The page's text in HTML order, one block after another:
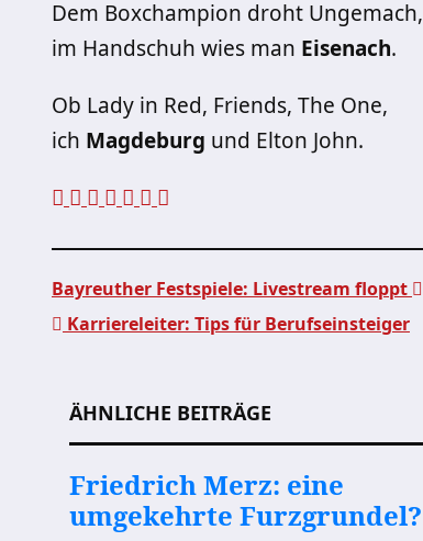
Dem Boxchampion droht Ungemach,
im Handschuh wies man Eisenach.
Ob Lady in Red, Friends, The One,
ich Magdeburg und Elton John.
Bayreuther Festspiele: Livestream floppt
Karriereleiter: Tips für Berufseinsteiger
ÄHNLICHE BEITRÄGE
Friedrich Merz: eine
umgekehrte Furzgrundel?